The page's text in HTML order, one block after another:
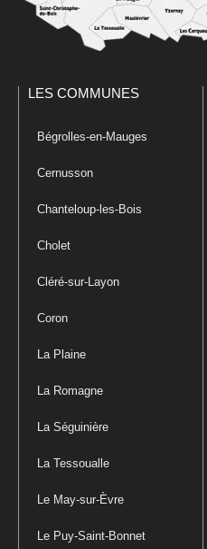
LES COMMUNES
Bégrolles-en-Mauges
Cernusson
Chanteloup-les-Bois
Cholet
Cléré-sur-Layon
Coron
La Plaine
La Romagne
La Séguinière
La Tessoualle
Le May-sur-Èvre
Le Puy-Saint-Bonnet